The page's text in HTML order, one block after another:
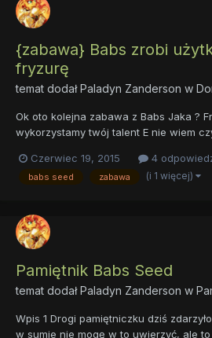
{zabawa} Babs zrobi
fryzurę
temat dodałPaladyn Zanderson w
Ok oto kolejna zabawa z Babs Jaka ?
wykorzystamy twój talent E nie wiem
fryzury - Ja na pewno bym chciał I inni
własnie ta zabawa ma polegać zrobisz
Czerwiec 19, 2015 4
babs seed zabawa (i 1 więcej)
Pamiętnik Babs Seed
temat dodałPaladyn Zanderson w
Wpis 1 Drogi pamiętniczku dziś
w sumie nie mogę w to uwierzyć, ale